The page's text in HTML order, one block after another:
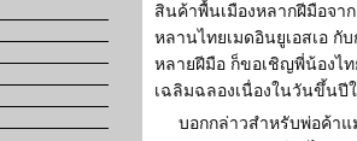
สินค้าพื้นเมืองหลากฝีมือจา
หลานไทยเมดอินยูเอสเอ
หลายฝีมือ ก็ขอเชิญพี่น้องไ
เฉลิมฉลองเนื่องในวันขึ้นปี
บอกกล่าวสำหรับพ่อค้า